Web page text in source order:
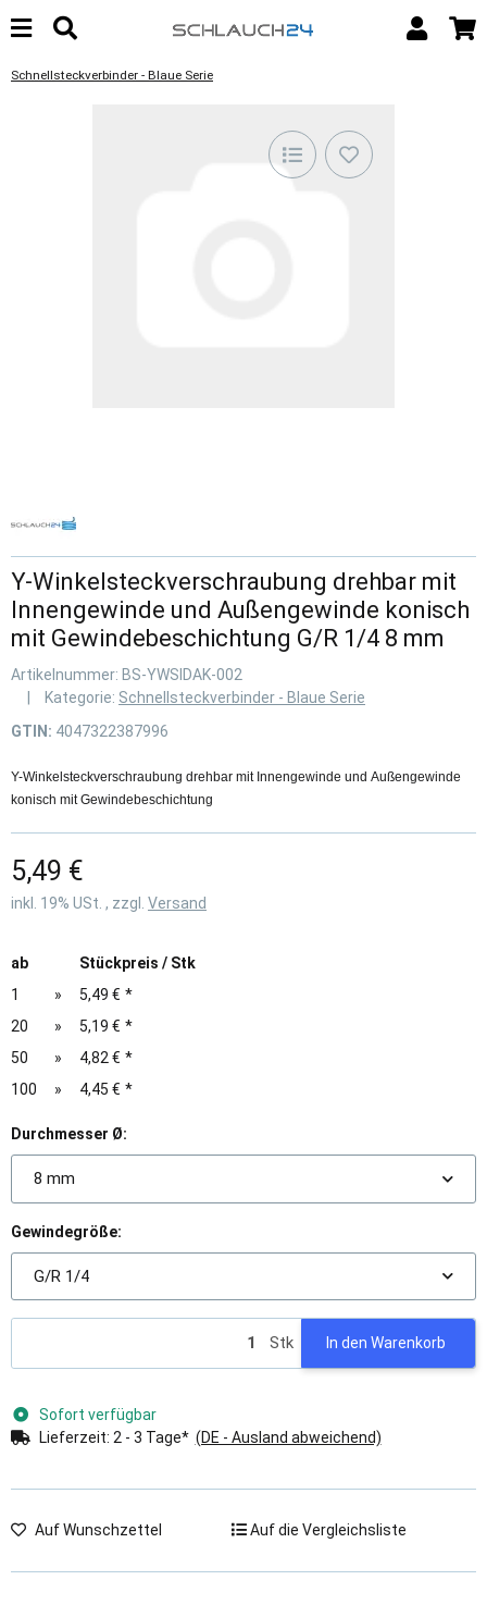
Schnellsteckverbinder - Blaue Serie
Y-Winkelsteckverschraubung drehbar mit
Innengewinde und Außengewinde konisch
mit Gewindebeschichtung G/R 1/4 8 mm
Artikelnummer: BS-YWSIDAK-002
Kategorie: Schnellsteckverbinder - Blaue Serie
GTIN: 4047322387996
Y-Winkelsteckverschraubung drehbar mit Innengewinde und Außengewinde
konisch mit Gewindebeschichtung
5,49 €
inkl. 19% USt. , zzgl. Versand
ab
Stückpreis / Stk
1
» 5,49 € *
20
» 5,19 € *
50
» 4,82 € *
100
» 4,45 € *
Durchmesser Ø:
8 mm
Gewindegröße:
G/R 1/4
Stk In den Warenkorb
Sofort verfügbar
Lieferzeit: 2 - 3 Tage* (DE - Ausland abweichend)
Auf Wunschzettel Auf die Vergleichsliste